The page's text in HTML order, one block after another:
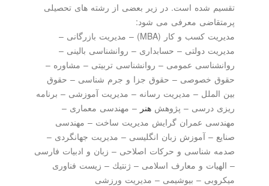
تقسیم شده است. در زیر بعضی از رشته های تحصیلی
پرمتقاضی معرفی می شود:
مدیریت كسب و كار (MBA) – مدیریت بازرگانی –
مدیریت دولتی – حسابداری – روانشناسی بالینی –
روانشناسی عمومی – روانشناسی تربیتی – مشاوره –
حقوق خصوصی – حقوق جزا و جرم شناسی – حقوق
بین الملل – مدیریت رسانه – مدیریت آموزشی – برنامه
ریزی درسی – پژوهش هنر– مهندسی معماری –
مهندسی عمران گرایش مدیریت ساخت – مهندسی
صنایع – آموزش زبان انگلیسی – مدیریت جهانگردی –
صدمه شناسی و حركات اصلاحی – زبان و ادبیات فارسی
– الهیات و معارف اسلامی – ژنتیك – زیست فناوری
میكروبی – بیوشیمی – مدیریت ورزشی